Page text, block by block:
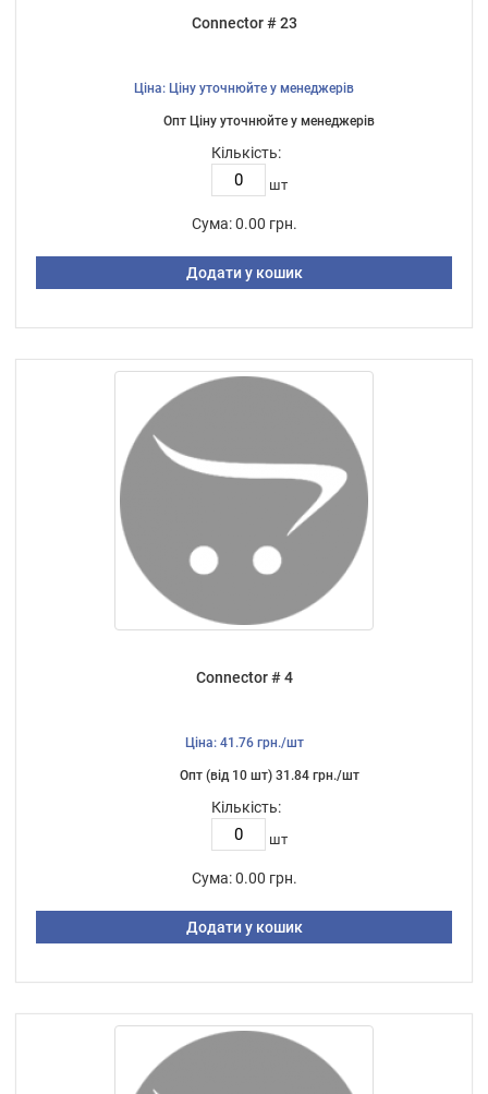
Connector # 23
Ціна: Ціну уточнюйте у менеджерів
Опт Ціну уточнюйте у менеджерів
Кількість:
шт
Сума: 0.00 грн.
Додати у кошик
Connector # 4
Ціна: 41.76 грн./шт
Опт (від 10 шт) 31.84 грн./шт
Кількість:
шт
Сума: 0.00 грн.
Додати у кошик